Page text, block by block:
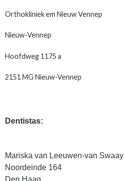
Orthokliniek em Nieuw Vennep
Nieuw-Vennep
Hoofdweg 1175 a
2151 MG Nieuw-Vennep
Dentistas:
Mariska van Leeuwen-van Swaay
Noordeinde 164
Den Haag